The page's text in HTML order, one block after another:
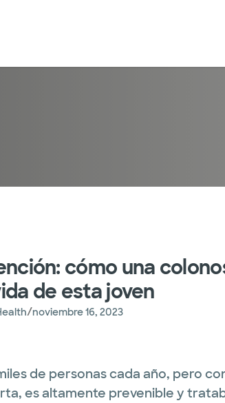
cómo una
de esta joven
/noviembre 16, 2023
de personas cada año, pero
es altamente prevenible y